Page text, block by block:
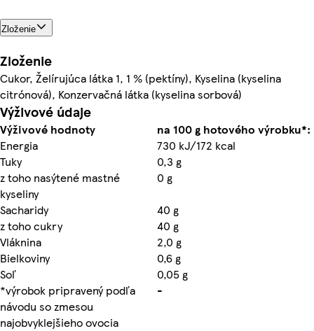
Zloženie
Zloženie
Cukor, Želírujúca látka 1, 1 % (pektíny), Kyselina (kyselina
citrónová), Konzervačná látka (kyselina sorbová)
Výživové údaje
Výživové hodnoty
na 100 g hotového výrobku*:
Energia
730 kJ/172 kcal
Tuky
0,3 g
z toho nasýtené mastné
kyseliny
0 g
Sacharidy
40 g
z toho cukry
40 g
Vláknina
2,0 g
Bielkoviny
0,6 g
Soľ
0,05 g
*výrobok pripravený podľa
návodu so zmesou
najobvyklejšieho ovocia
-